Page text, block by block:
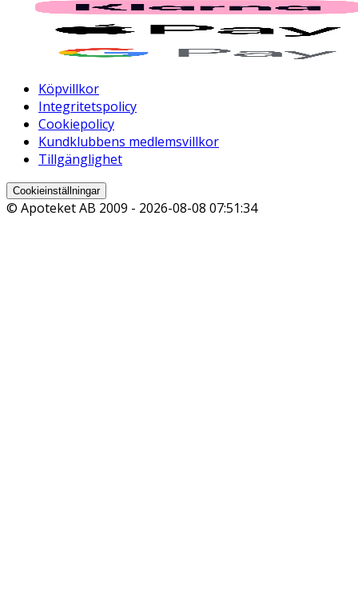
Köpvillkor
Integritetspolicy
Cookiepolicy
Kundklubbens medlemsvillkor
Tillgänglighet
Cookieinställningar
© Apoteket AB 2009 - 2026-08-08 07:51:34